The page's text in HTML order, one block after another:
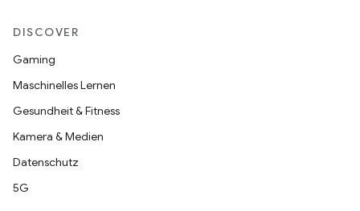
DISCOVER
Gaming
Maschinelles Lernen
Gesundheit & Fitness
Kamera & Medien
Datenschutz
5G